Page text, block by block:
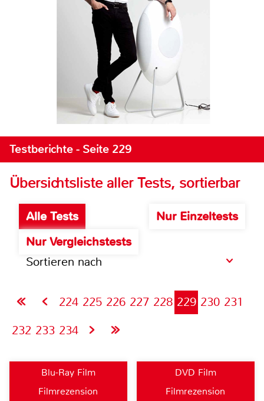
Testberichte - Seite 229
Übersichtsliste aller Tests, sortierbar
Alle Tests
Nur Einzeltests
Nur Vergleichstests
Sortieren nach
224 225 226 227 228 229 230 231
232 233 234
Blu-Ray Film
Filmrezension
DVD Film
Filmrezension